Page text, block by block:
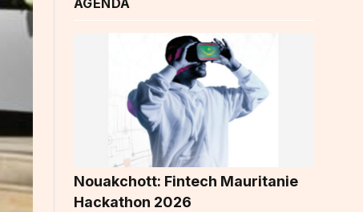
Nouakchott: Fintech Mauritanie
Hackathon 2026